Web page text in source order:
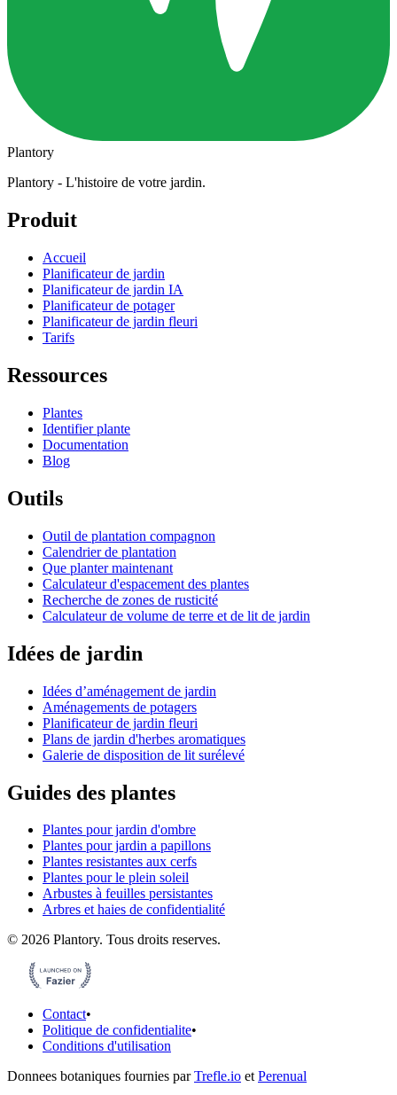
Plantory
Plantory - L'histoire de votre jardin.
Produit
Accueil
Planificateur de jardin
Planificateur de jardin IA
Planificateur de potager
Planificateur de jardin fleuri
Tarifs
Ressources
Plantes
Identifier plante
Documentation
Blog
Outils
Outil de plantation compagnon
Calendrier de plantation
Que planter maintenant
Calculateur d'espacement des plantes
Recherche de zones de rusticité
Calculateur de volume de terre et de lit de jardin
Idées de jardin
Idées d’aménagement de jardin
Aménagements de potagers
Planificateur de jardin fleuri
Plans de jardin d'herbes aromatiques
Galerie de disposition de lit surélevé
Guides des plantes
Plantes pour jardin d'ombre
Plantes pour jardin a papillons
Plantes resistantes aux cerfs
Plantes pour le plein soleil
Arbustes à feuilles persistantes
Arbres et haies de confidentialité
© 2026 Plantory. Tous droits reserves.
Contact•
Politique de confidentialite•
Conditions d'utilisation
Donnees botaniques fournies parTrefle.io etPerenual